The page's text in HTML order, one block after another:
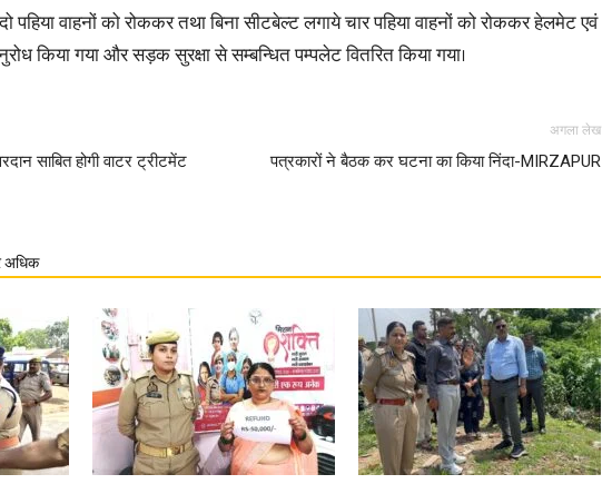
Hindi
News
पहिया वाहनों को रोककर तथा बिना सीटबेल्ट लगाये चार पहिया वाहनों को रोककर हेलमेट एवं
किया गया और सड़क सुरक्षा से सम्बन्धित पम्पलेट वितरित किया गया।
साबित होगी वाटर ट्रीटमेंट
अगला लेख
पत्रकारों ने बैठक कर घटना का किया निंदा-MIRZAPUR